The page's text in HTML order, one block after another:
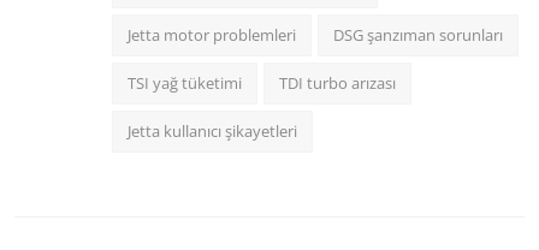
Jetta motor problemleri DSG şanzıman sorunları
TSI yağ tüketimi TDI turbo arızası
Jetta kullanıcı şikayetleri